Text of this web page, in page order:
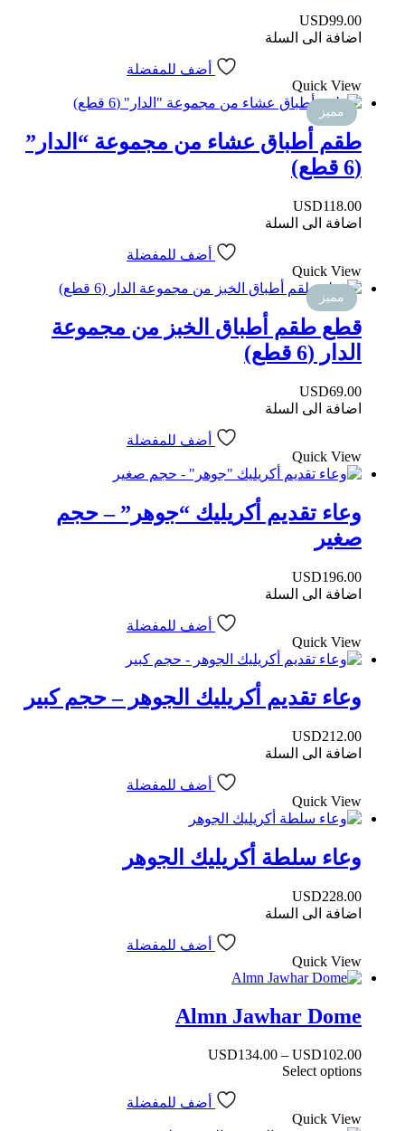
USD99.00
اضافة الى السلة
أضف للمفضلة
Quick View
مميز
طقم أطباق عشاء من مجموعة “الدار”
(6 قطع)
USD118.00
اضافة الى السلة
أضف للمفضلة
Quick View
مميز
قطع طقم أطباق الخبز من مجموعة
الدار (6 قطع)
USD69.00
اضافة الى السلة
أضف للمفضلة
Quick View
وعاء تقديم أكريليك “جوهر” – حجم
صغير
USD196.00
اضافة الى السلة
أضف للمفضلة
Quick View
وعاء تقديم أكريليك الجوهر – حجم كبير
USD212.00
اضافة الى السلة
أضف للمفضلة
Quick View
وعاء سلطة أكريليك الجوهر
USD228.00
اضافة الى السلة
أضف للمفضلة
Quick View
Almn Jawhar Dome
USD102.00
–
USD134.00
Select options
أضف للمفضلة
Quick View